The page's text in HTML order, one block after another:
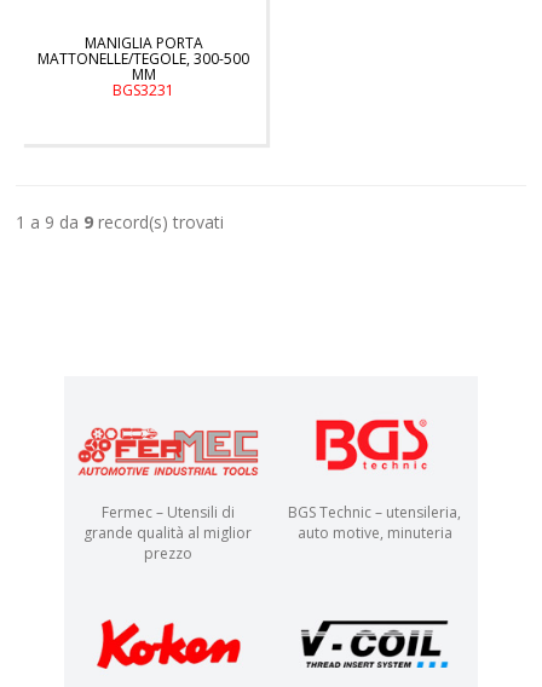
MANIGLIA PORTA
MATTONELLE/TEGOLE, 300-500
MM
BGS3231
1 a 9 da 9 record(s) trovati
Fermec – Utensili di
grande qualità al miglior
prezzo
BGS Technic – utensileria,
auto motive, minuteria